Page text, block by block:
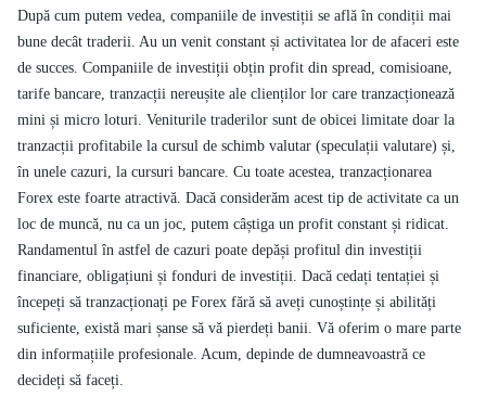
După cum putem vedea, companiile de investiții se află în condiții mai
bune decât traderii. Au un venit constant și activitatea lor de afaceri este
de succes. Companiile de investiții obțin profit din spread, comisioane,
tarife bancare, tranzacții nereușite ale clienților lor care tranzacționează
mini și micro loturi. Veniturile traderilor sunt de obicei limitate doar la
tranzacții profitabile la cursul de schimb valutar (speculații valutare) și,
în unele cazuri, la cursuri bancare. Cu toate acestea, tranzacționarea
Forex este foarte atractivă. Dacă considerăm acest tip de activitate ca un
loc de muncă, nu ca un joc, putem câștiga un profit constant și ridicat.
Randamentul în astfel de cazuri poate depăși profitul din investiții
financiare, obligațiuni și fonduri de investiții. Dacă cedați tentației și
începeți să tranzacționați pe Forex fără să aveți cunoștințe și abilități
suficiente, există mari șanse să vă pierdeți banii. Vă oferim o mare parte
din informațiile profesionale. Acum, depinde de dumneavoastră ce
decideți să faceți.